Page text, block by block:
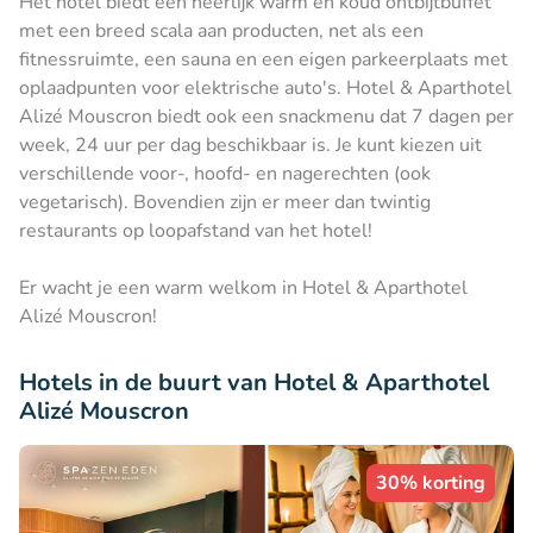
met een breed scala aan producten, net als een
fitnessruimte, een sauna en een eigen parkeerplaats met
oplaadpunten voor elektrische auto's. Hotel & Aparthotel
Alizé Mouscron biedt ook een snackmenu dat 7 dagen per
week, 24 uur per dag beschikbaar is. Je kunt kiezen uit
verschillende voor-, hoofd- en nagerechten (ook
vegetarisch). Bovendien zijn er meer dan twintig
restaurants op loopafstand van het hotel!
Er wacht je een warm welkom in Hotel & Aparthotel
Alizé Mouscron!
Hotels in de buurt van Hotel & Aparthotel
Alizé Mouscron
30% korting